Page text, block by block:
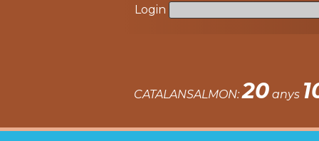
Login
CATALANSALMON:20 anys